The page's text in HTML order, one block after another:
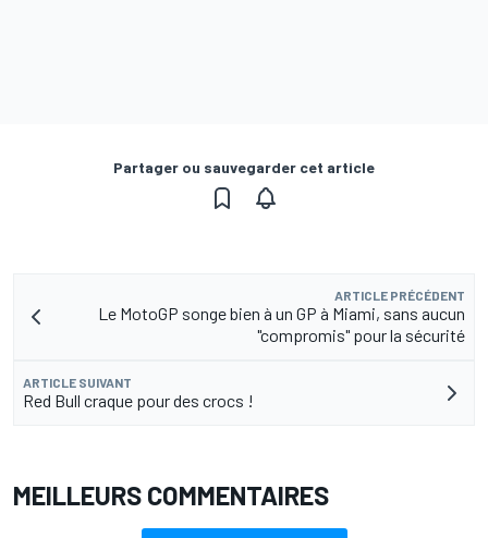
Partager ou sauvegarder cet article
ARTICLE PRÉCÉDENT
Le MotoGP songe bien à un GP à Miami, sans aucun
"compromis" pour la sécurité
ARTICLE SUIVANT
Red Bull craque pour des crocs !
MEILLEURS COMMENTAIRES